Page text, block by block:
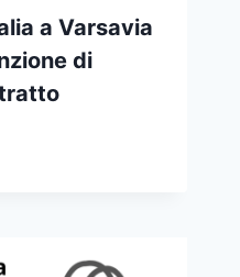
a Varsavia
di